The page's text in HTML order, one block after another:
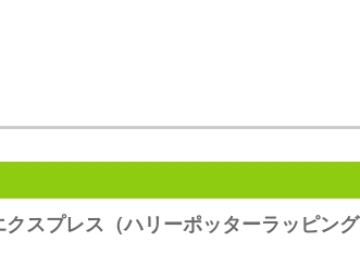
スプレス（ハリーポッターラッピン